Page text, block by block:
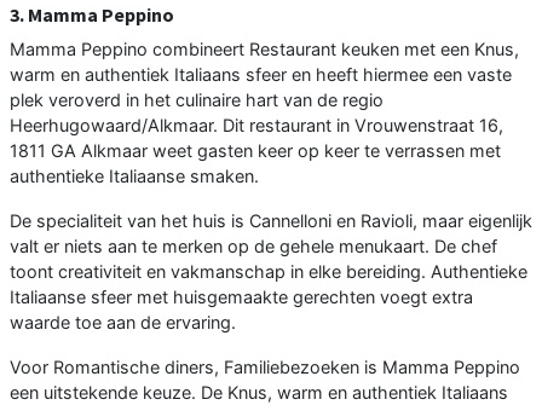
3. Mamma Peppino
Mamma Peppino combineert Restaurant keuken met een Knus,
warm en authentiek Italiaans sfeer en heeft hiermee een vaste
plek veroverd in het culinaire hart van de regio
Heerhugowaard/Alkmaar. Dit restaurant in Vrouwenstraat 16,
1811 GA Alkmaar weet gasten keer op keer te verrassen met
authentieke Italiaanse smaken.
De specialiteit van het huis is Cannelloni en Ravioli, maar eigenlijk
valt er niets aan te merken op de gehele menukaart. De chef
toont creativiteit en vakmanschap in elke bereiding. Authentieke
Italiaanse sfeer met huisgemaakte gerechten voegt extra
waarde toe aan de ervaring.
Voor Romantische diners, Familiebezoeken is Mamma Peppino
een uitstekende keuze. De Knus, warm en authentiek Italiaans